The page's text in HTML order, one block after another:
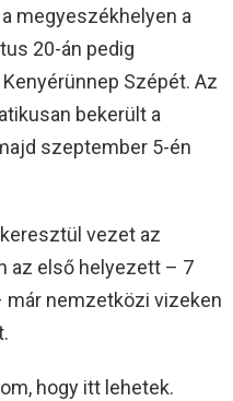
megyeszékhelyen a
20-án pedig
Szépét. Az
bekerült a
szeptember 5-én
vezet az
az első helyezett – 7
nemzetközi vizeken
hogy itt lehetek.